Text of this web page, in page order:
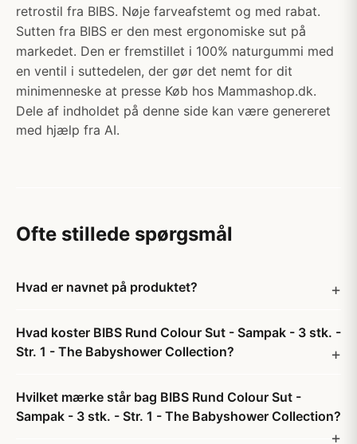
retrostil fra BIBS. Nøje farveafstemt og med rabat.
Sutten fra BIBS er den mest ergonomiske sut på
markedet. Den er fremstillet i 100% naturgummi med
en ventil i suttedelen, der gør det nemt for dit
minimenneske at presse Køb hos Mammashop.dk.
Dele af indholdet på denne side kan være genereret
med hjælp fra AI.
Ofte stillede spørgsmål
Hvad er navnet på produktet?
Hvad koster BIBS Rund Colour Sut - Sampak - 3 stk. -
Str. 1 - The Babyshower Collection?
Hvilket mærke står bag BIBS Rund Colour Sut -
Sampak - 3 stk. - Str. 1 - The Babyshower Collection?